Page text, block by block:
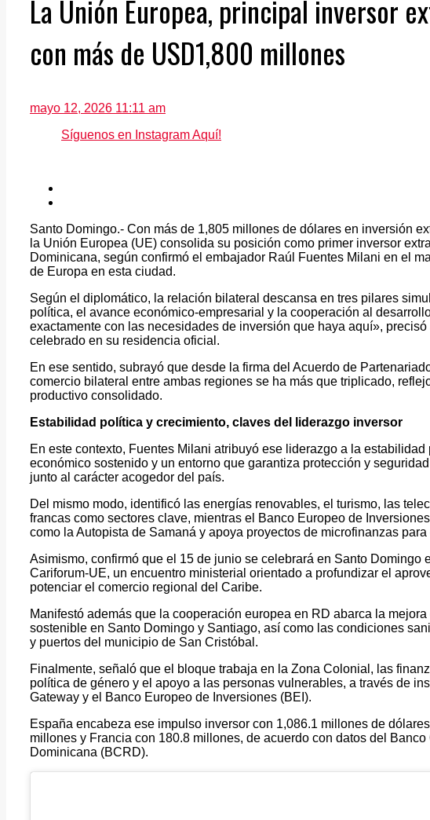
La Unión Europea, principal inversor
con más de USD1,800 millones
mayo 12, 2026 11:11 am
Síguenos en Instagram Aquí!
Santo Domingo.- Con más de 1,805 millones de dólares en inversión
la Unión Europea (UE) consolida su posición como primer inversor
Dominicana, según confirmó el embajador Raúl Fuentes Milani en el
de Europa en esta ciudad.
Según el diplomático, la relación bilateral descansa en tres pilares
política, el avance económico-empresarial y la cooperación al
exactamente con las necesidades de inversión que haya aquí»,
celebrado en su residencia oficial.
En ese sentido, subrayó que desde la firma del Acuerdo de
comercio bilateral entre ambas regiones se ha más que triplicado,
productivo consolidado.
Estabilidad política y crecimiento, claves del liderazgo inversor
En este contexto, Fuentes Milani atribuyó ese liderazgo a la
económico sostenido y un entorno que garantiza protección y
junto al carácter acogedor del país.
Del mismo modo, identificó las energías renovables, el turismo, las
francas como sectores clave, mientras el Banco Europeo de
como la Autopista de Samaná y apoya proyectos de microfinanzas
Asimismo, confirmó que el 15 de junio se celebrará en Santo Domingo
Cariforum-UE, un encuentro ministerial orientado a profundizar el
potenciar el comercio regional del Caribe.
Manifestó además que la cooperación europea en RD abarca la
sostenible en Santo Domingo y Santiago, así como las condiciones
y puertos del municipio de San Cristóbal.
Finalmente, señaló que el bloque trabaja en la Zona Colonial, las
política de género y el apoyo a las personas vulnerables, a través de
Gateway y el Banco Europeo de Inversiones (BEI).
España encabeza ese impulso inversor con 1,086.1 millones de
millones y Francia con 180.8 millones, de acuerdo con datos del
Dominicana (BCRD).